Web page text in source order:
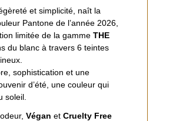
et simplicité, naît la
Pantone de l’année 2026,
limitée de la gamme THE
du blanc à travers 6 teintes
sophistication et une
d’été, une couleur qui
soleil.
Végan et Cruelty Free